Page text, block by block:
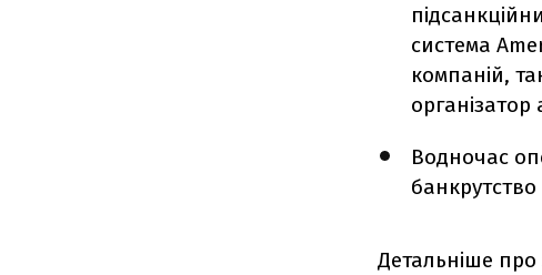
система
компаній,
організатор
Водночас
Детальніше про